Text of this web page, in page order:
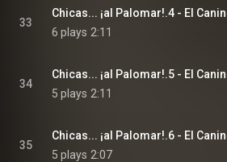
33
Chicas... ¡al Palomar!.4 - El
6 plays 2:11
34
Chicas... ¡al Palomar!.5 - El
5 plays 2:11
35
Chicas... ¡al Palomar!.6 - El
5 plays 2:07